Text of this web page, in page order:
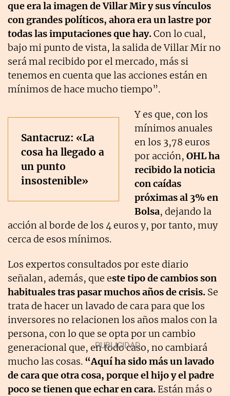
que era la imagen de Villar Mir y sus vínculos
con grandes políticos, ahora era un lastre por
todas las imputaciones que hay.Con lo cual,
bajo mi punto de vista, la salida de Villar Mir no
será mal recibido por el mercado, más si
tenemos en cuenta que las acciones están en
mínimos de hace mucho tiempo”.
Santacruz: «La
cosa ha llegado a
un punto
insostenible»
Y es que, con los
mínimos anuales
en los 3,78 euros
por acción,OHL ha
recibido la noticia
con caídas
próximas al 3% en
Bolsa, dejando la
acción al borde de los 4 euros y, por tanto, muy
cerca de esos mínimos.
Los expertos consultados por este diario
señalan, además, que este tipo de cambios son
habituales tras pasar muchos años de crisis. Se
trata de hacer un lavado de cara para que los
inversores no relacionen los años malos con la
persona, con lo que se opta por un cambio
generacional que, en todo caso, no cambiará
mucho las cosas. “Aquí ha sido más un lavado
de cara que otra cosa, porque el hijo y el padre
poco se tienen que echar en cara. Están más o